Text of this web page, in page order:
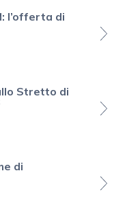
l’offerta di
Stretto di
di